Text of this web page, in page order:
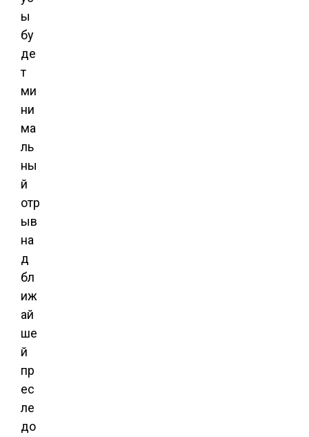
ы
бу
де
т
ми
ни
ма
ль
ны
й
отр
ыв
на
д
бл
иж
ай
ше
й
пр
ес
ле
до